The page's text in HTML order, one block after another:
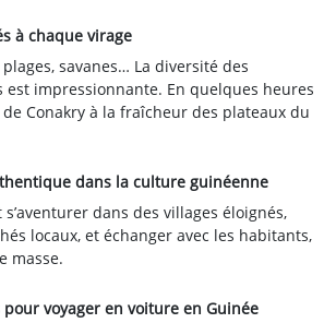
à chaque virage
savanes… La diversité des
est impressionnante. En quelques heures
Conakry à la fraîcheur des plateaux du
dans la culture guinéenne
dans des villages éloignés,
locaux, et échanger avec les habitants,
masse.
voyager en voiture en Guinée